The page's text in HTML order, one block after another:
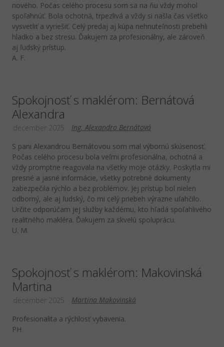
nového. Počas celého procesu som sa na ňu vždy mohol
spoľahnúť. Bola ochotná, trpezlivá a vždy si našla čas všetko
vysvetliť a vyriešiť. Celý predaj aj kúpa nehnuteľnosti prebehli
hladko a bez stresu. Ďakujem za profesionálny, ale zároveň
aj ľudský prístup.
A. F.
Spokojnosť s maklérom: Bernátová
Alexandra
Ing. Alexandra Bernátová
december 2025
S pani Alexandrou Bernátovou som mal výbornú skúsenosť.
Počas celého procesu bola veľmi profesionálna, ochotná a
vždy promptne reagovala na všetky moje otázky. Poskytla mi
presné a jasné informácie, všetky potrebné dokumenty
zabezpečila rýchlo a bez problémov. Jej prístup bol nielen
odborný, ale aj ľudský, čo mi celý priebeh výrazne uľahčilo.
Určite odporúčam jej služby každému, kto hľadá spoľahlivého
realitného makléra. Ďakujem za skvelú spoluprácu.
U. M.
Spokojnosť s maklérom: Makovinská
Martina
Martina Makovinská
december 2025
Profesionalita a rýchlosť vybavenia.
PH